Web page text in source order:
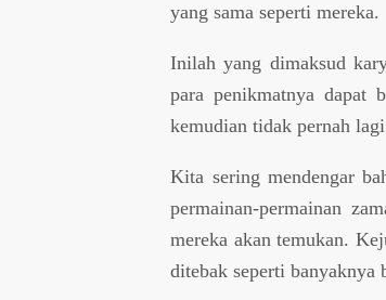
yang sama seperti mereka.
Inilah yang dimaksud
para penikmatnya dapat
kemudian tidak pernah
Kita sering mendengar
permainan-permainan
mereka akan temukan.
ditebak seperti banyaknya